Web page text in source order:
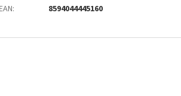
: 8594044445160